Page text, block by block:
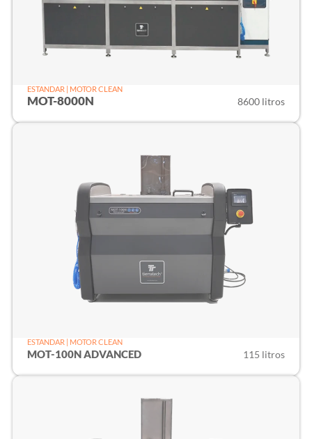
ESTANDAR | MOTOR CLEAN
MOT-8000N 8600 litros
ESTANDAR | MOTOR CLEAN
MOT-100N ADVANCED 115 litros